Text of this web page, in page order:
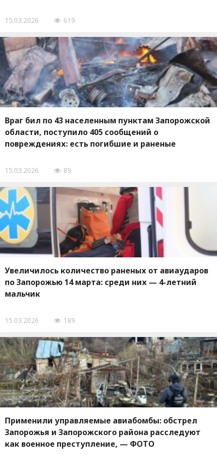
15.03.2026 619
Враг бил по 43 населенным пунктам Запорожской
области, поступило 405 сообщений о
повреждениях: есть погибшие и раненые
15.03.2026 89
Увеличилось количество раненых от авиаударов
по Запорожью 14 марта: среди них — 4-летний
мальчик
15.03.2026 189
Применили управляемые авиабомбы: обстрел
Запорожья и Запорожского района расследуют
как военное преступление, — ФОТО